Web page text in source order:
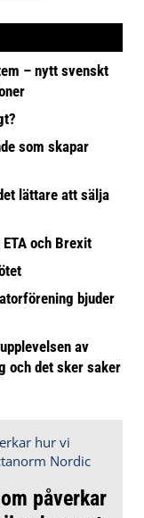
– nytt svenskt
som skapar
lättare att sälja
och Brexit
bjuder
av
och det sker saker
påverkar